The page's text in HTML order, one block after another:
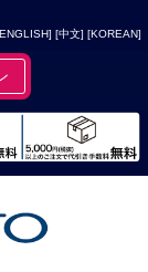
[中文] [KOREAN]